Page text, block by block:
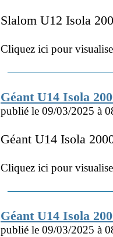
Slalom U12 Isola
Cliquez ici pour
Géant U14 Isola
publié le 09/03/2025 à
Géant U14 Isola
Cliquez ici pour
Géant U14 Isola
publié le 09/03/2025 à